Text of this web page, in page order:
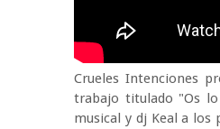
Crueles Intenciones
trabajo titulado "Os lo
musical y dj Keal a los